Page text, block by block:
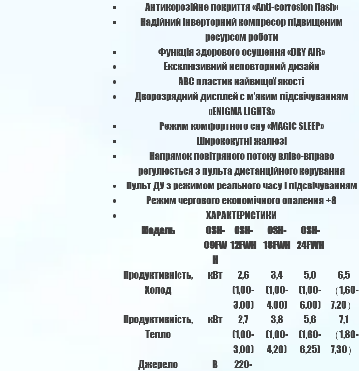
Антикорозійне покриття «Anti-corrosion flash»
Надійний інверторний компресор підвищеним
ресурсом роботи
Функція здорового осушення «DRY AIR»
Ексклюзивний неповторний дизайн
ABC пластик найвищої якості
Дворозрядний дисплей c м’яким підсвічуванням
«ENIGMA LIGHTS»
Режим комфортного сну «MAGIC SLEEP»
Ширококутні жалюзі
Напрямок повітряного потоку вліво-вправо
регулюється з пульта дистанційного керування
Пульт ДУ з режимом реального часу і підсвічуванням
Режим чергового економічного опалення +8
ХАРАКТЕРИСТИКИ
Модель
OSH-
09FW
H
OSH-
12FWH
OSH-
18FWH
OSH-
24FWH
Продуктивність,
Холод
кВт
2,6
(1,00-
3,00)
3,4
(1,00-
4,00)
5,0
(1,00-
6,00)
6,5
（1,60-
7,20）
Продуктивність,
Тепло
кВт
2,7
(1,00-
3,00)
3,8
(1,00-
4,20)
5,6
(1,60-
6,25)
7,1
（1,80-
7,30）
Джерело
В
220-